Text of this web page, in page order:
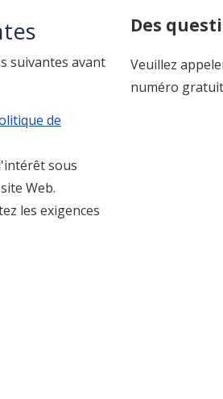
suivantes avant
de
sous
Web.
les exigences
Des
Veuillez
numéro